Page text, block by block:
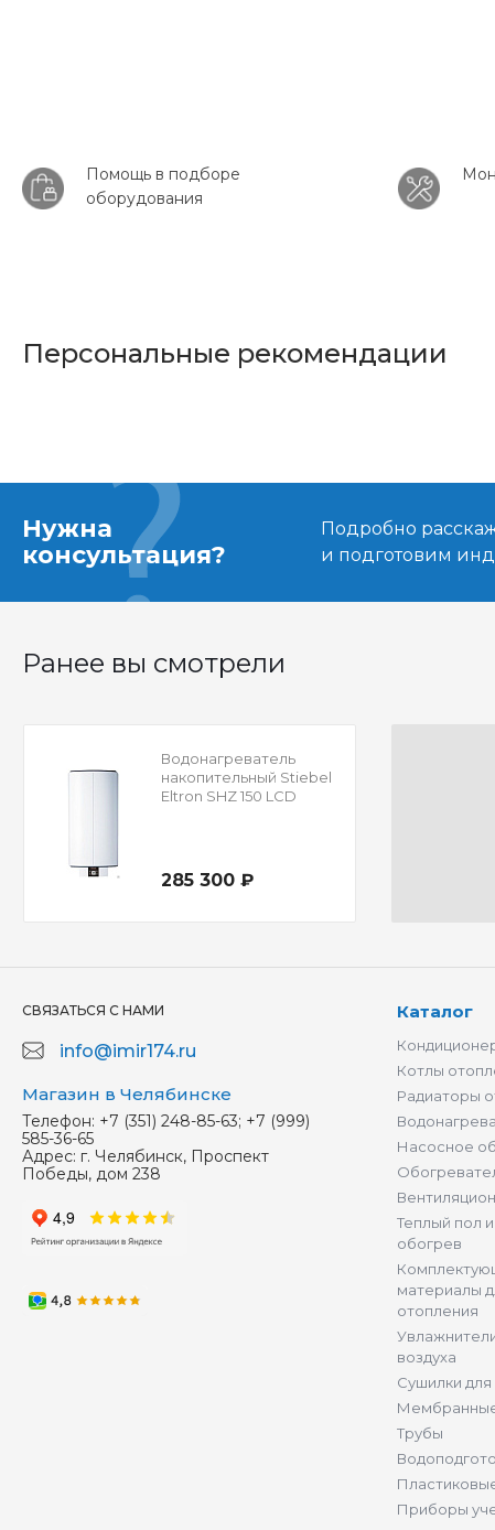
Помощь в подборе
оборудования
Персональные рекомендации
Нужна
консультация?
Подробно
и подготовим
Ранее вы смотрели
Водонагреватель
накопительный Stiebel
Eltron SHZ 150 LCD
285 300 ₽
СВЯЗАТЬСЯ С НАМИ
info@imir174.ru
Магазин в Челябинске
Телефон: +7 (351) 248-85-63; +7 (999)
585-36-65
Адрес: г. Челябинск, Проспект
Победы, дом 238
Каталог
Котлы
Радиаторы
Насосное
Теплый пол
обогрев
материалы
отопления
воздуха
Сушилки для
Трубы
Приборы